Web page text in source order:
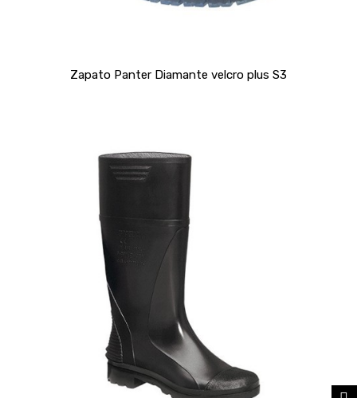
Zapato Panter Diamante velcro plus S3